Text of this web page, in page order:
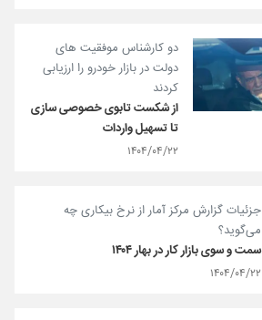
دو کارشناس موفقیت های
دولت در بازار خودرو را ارزیابی
کردند
از شکست تابوی خصوصی سازی
تا تسهیل واردات
۱۴۰۴/۰۴/۲۲
جزئیات گزارش مرکز آمار از نرخ بیکاری چه
می‌گوید؟
سمت و سوی بازار کار در بهار ۱۴۰۴
۱۴۰۴/۰۴/۲۲